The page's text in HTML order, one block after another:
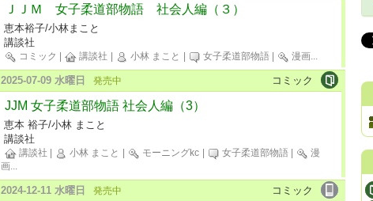
ＪＪＭ 女子柔道部物語 社会人編（３）
恵本裕子/小林まこと
講談社
コミック 講談社 小林 まこと 女子柔道部物語 漫画...
コミック
2025-07-09 水曜日 発売中
JJM 女子柔道部物語 社会人編（3）
恵本 裕子/小林 まこと
講談社
講談社 小林 まこと モーニングkc 女子柔道部物語
漫
画...
コミック
2024-12-11 水曜日 発売中